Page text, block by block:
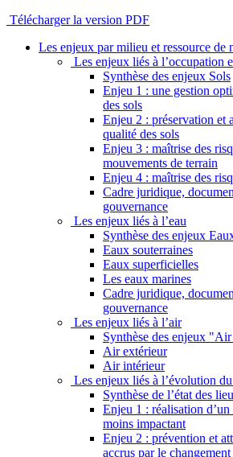
Télécharger la version PDF
Les enjeux par milieu et ressource de
Les enjeux liés à l’occupation
Synthèse des enjeux Sols
Enjeu 1 : une gestion
des sols
Enjeu 2 : préservation et
qualité des sols
Enjeu 3 : maîtrise des
mouvements de terrain
Enjeu 4 : maîtrise des
Cadre juridique,
gouvernance
Les enjeux liés à l’eau
Synthèse des enjeux
Eaux souterraines
Eaux superficielles
Les eaux marines
Cadre juridique,
gouvernance
Les enjeux liés à l’air
Synthèse des enjeux
Air extérieur
Air intérieur
Les enjeux liés à l’évolution
Synthèse de l’état des
Enjeu 1 : réalisation
moins impactant
Enjeu 2 : prévention et
accrus par le